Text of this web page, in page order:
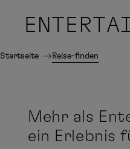
Startseite Reise-finden
Mehr als
ein Erlebnis